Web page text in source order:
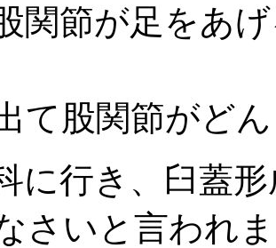
関節が足をあ
て股関節がど
に行き、臼蓋
さいと言われ